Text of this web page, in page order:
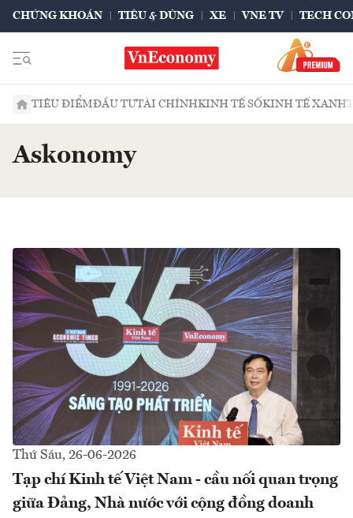
CHỨNG KHOÁN TIÊU & DÙNG XE VNE TV TECH
TIÊU ĐIỂMĐẦU TƯTÀI CHÍNHKINH TẾ SỐKINH TẾ XANH
Askonomy
Thứ Sáu, 26-06-2026
Tạp chí Kinh tế Việt Nam - cầu nối quan trọng
giữa Đảng, Nhà nước với cộng đồng doanh